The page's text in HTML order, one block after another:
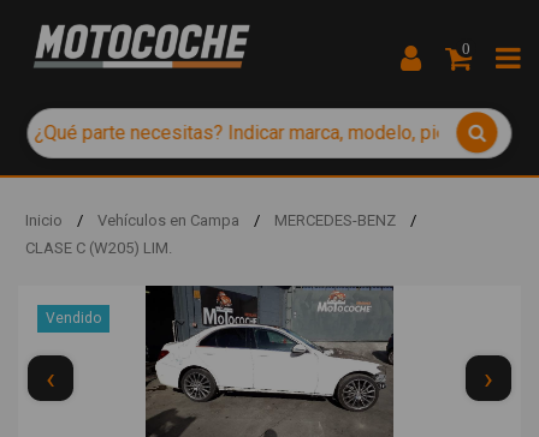
0
Inicio / Vehículos en Campa / MERCEDES-BENZ
/
CLASE C (W205) LIM.
Vendido
‹ ›